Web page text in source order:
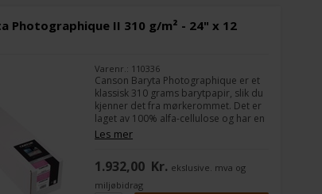
Photographique II 310 g/m² - 24" x 12
Varenr.: 110336
Canson Baryta Photographique er et
klassisk 310 grams barytpapir, slik du
kjenner det fra mørkerommet. Det er
laget av 100% alfa-cellulose og har en
myk struktur. Som andre typer
barytpapir, er det spesielt godt til
selvfølgelig også lage virkelig flotte
fargebilder.
Les mer
1.932,00 Kr. ekslusive. mva og
miljøbidrag